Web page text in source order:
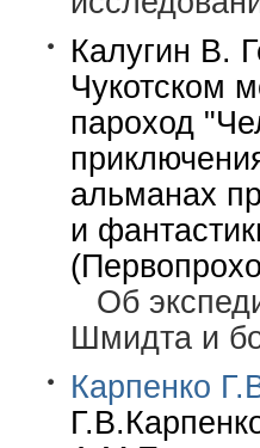
Калугин В.
Чукотском
пароход
альманах
и
Об
Шмидта и
Карпенко